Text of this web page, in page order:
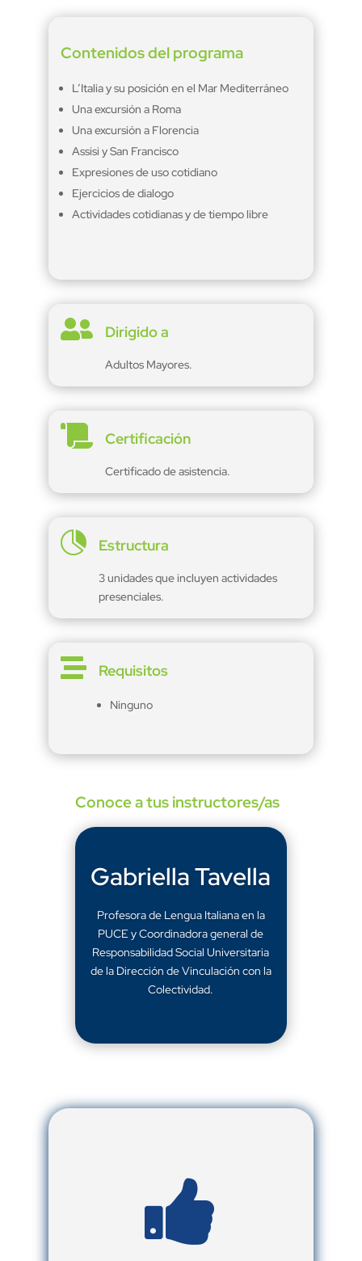
Contenidos del programa
L’Italia y su posición en el Mar Mediterráneo
Una excursión a Roma
Una excursión a Florencia
Assisi y San Francisco
Expresiones de uso cotidiano
Ejercicios de dialogo
Actividades cotidianas y de tiempo libre
 Dirigido a
Adultos Mayores.
 Certificación
Certificado de asistencia.
 Estructura
3 unidades que incluyen actividades
presenciales.
 Requisitos
Ninguno
Conoce a tus instructores/as
Gabriella Tavella
Profesora de Lengua Italiana en la
PUCE y Coordinadora general de
Responsabilidad Social Universitaria
de la Dirección de Vinculación con la
Colectividad.
